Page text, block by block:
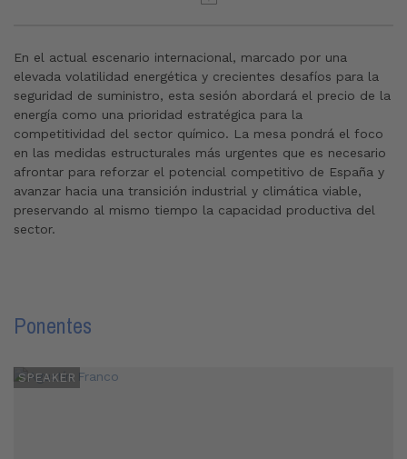
En el actual escenario internacional, marcado por una
elevada volatilidad energética y crecientes desafíos para la
seguridad de suministro, esta sesión abordará el precio de la
energía como una prioridad estratégica para la
competitividad del sector químico. La mesa pondrá el foco
en las medidas estructurales más urgentes que es necesario
afrontar para reforzar el potencial competitivo de España y
avanzar hacia una transición industrial y climática viable,
preservando al mismo tiempo la capacidad productiva del
sector.
Ponentes
SPEAKER